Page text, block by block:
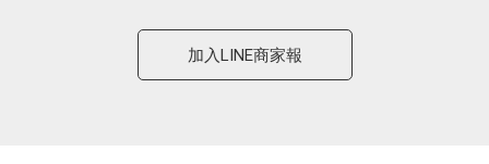
加入LINE商家報